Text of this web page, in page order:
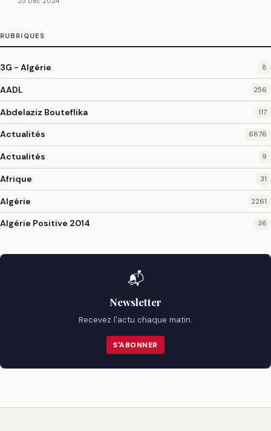
RUBRIQUES
3G - Algérie 8
AADL 256
Abdelaziz Bouteflika 117
Actualités 6876
Actualités 9
Afrique 31
Algérie 2261
Algérie Positive 2014 36
📬
Newsletter
Recevez l'actu chaque matin.
S'ABONNER